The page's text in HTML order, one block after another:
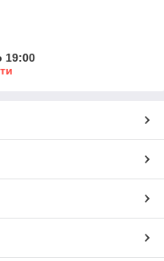
19:00